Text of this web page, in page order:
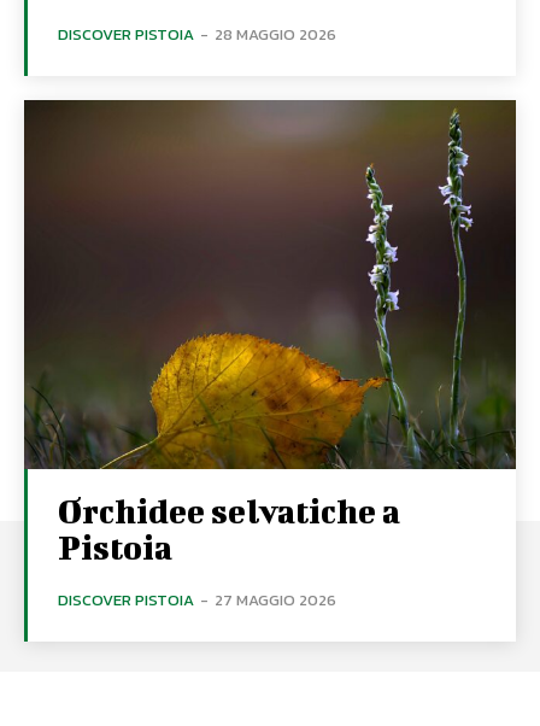
DISCOVER PISTOIA - 28 MAGGIO 2026
Orchidee selvatiche a
Pistoia
DISCOVER PISTOIA - 27 MAGGIO 2026